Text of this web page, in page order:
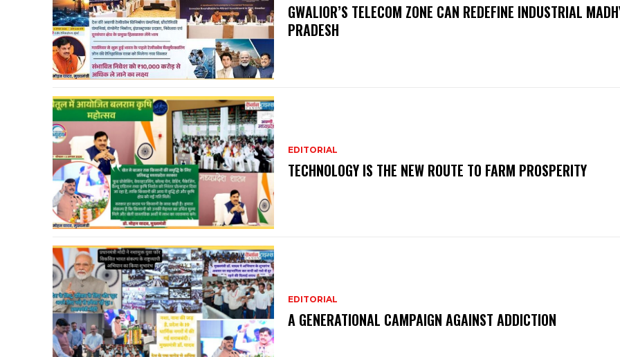
GWALIOR’S TELECOM ZONE CAN REDEFINE INDUSTRIAL
PRADESH
EDITORIAL
TECHNOLOGY IS THE NEW ROUTE TO FARM PROSPERITY
EDITORIAL
A GENERATIONAL CAMPAIGN AGAINST ADDICTION